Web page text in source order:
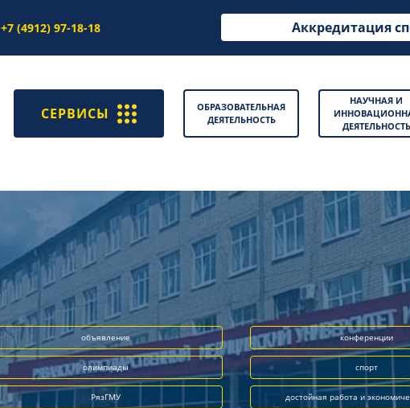
+7 (4912) 97-18-18 Аккредитация
СЕРВИСЫ
ОБРАЗОВАТЕЛЬНАЯ
ДЕЯТЕЛЬНОСТЬ
НАУЧНАЯ И
ДЕЯТЕЛЬНОСТЬ
объявление конференции
олимпиады спорт
РязГМУ достойная работа и